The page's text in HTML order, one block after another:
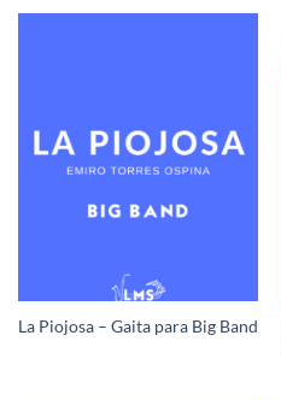
La Piojosa – Gaita para Big Band